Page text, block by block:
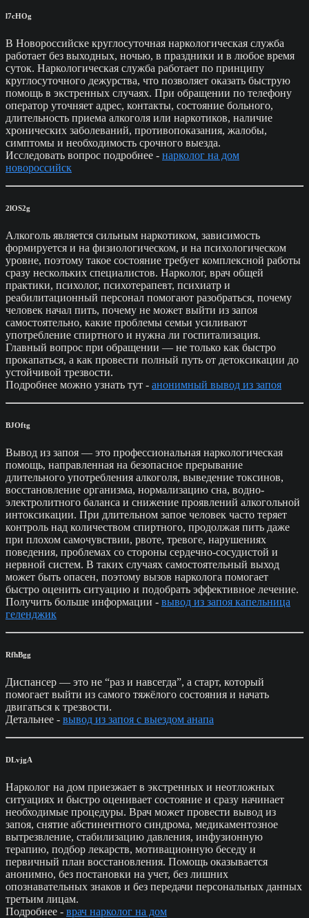
l7cHOg
В Новороссийске круглосуточная наркологическая служба
работает без выходных, ночью, в праздники и в любое время
суток. Наркологическая служба работает по принципу
круглосуточного дежурства, что позволяет оказать быструю
помощь в экстренных случаях. При обращении по телефону
оператор уточняет адрес, контакты, состояние больного,
длительность приема алкоголя или наркотиков, наличие
хронических заболеваний, противопоказания, жалобы,
симптомы и необходимость срочного выезда.
Исследовать вопрос подробнее - нарколог на дом
новороссийск
2lOS2g
Алкоголь является сильным наркотиком, зависимость
формируется и на физиологическом, и на психологическом
уровне, поэтому такое состояние требует комплексной работы
сразу нескольких специалистов. Нарколог, врач общей
практики, психолог, психотерапевт, психиатр и
реабилитационный персонал помогают разобраться, почему
человек начал пить, почему не может выйти из запоя
самостоятельно, какие проблемы семьи усиливают
употребление спиртного и нужна ли госпитализация.
Главный вопрос при обращении — не только как быстро
прокапаться, а как провести полный путь от детоксикации до
устойчивой трезвости.
Подробнее можно узнать тут - анонимный вывод из запоя
BJOftg
Вывод из запоя — это профессиональная наркологическая
помощь, направленная на безопасное прерывание
длительного употребления алкоголя, выведение токсинов,
восстановление организма, нормализацию сна, водно-
электролитного баланса и снижение проявлений алкогольной
интоксикации. При длительном запое человек часто теряет
контроль над количеством спиртного, продолжая пить даже
при плохом самочувствии, рвоте, тревоге, нарушениях
поведения, проблемах со стороны сердечно-сосудистой и
нервной систем. В таких случаях самостоятельный выход
может быть опасен, поэтому вызов нарколога помогает
быстро оценить ситуацию и подобрать эффективное лечение.
Получить больше информации - вывод из запоя капельница
геленджик
RfhBgg
Диспансер — это не “раз и навсегда”, а старт, который
помогает выйти из самого тяжёлого состояния и начать
двигаться к трезвости.
Детальнее - вывод из запоя с выездом анапа
DLvjgA
Нарколог на дом приезжает в экстренных и неотложных
ситуациях и быстро оценивает состояние и сразу начинает
необходимые процедуры. Врач может провести вывод из
запоя, снятие абстинентного синдрома, медикаментозное
вытрезвление, стабилизацию давления, инфузионную
терапию, подбор лекарств, мотивационную беседу и
первичный план восстановления. Помощь оказывается
анонимно, без постановки на учет, без лишних
опознавательных знаков и без передачи персональных данных
третьим лицам.
Подробнее - врач нарколог на дом